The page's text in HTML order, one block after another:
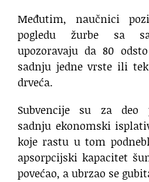
Međutim, naučnici
pogledu žurbe sa
upozoravaju da 80
sadnju jedne vrste ili
drveća.
Subvencije su za deo
sadnju ekonomski
koje rastu u tom
apsorpcijski kapacitet
povećao, a ubrzao se